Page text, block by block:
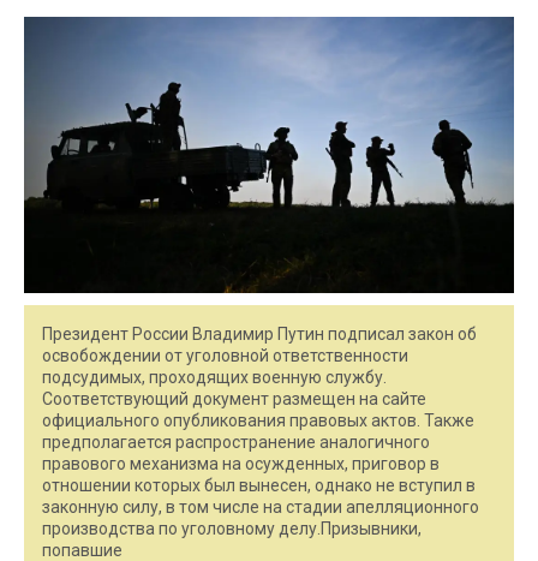
Президент России Владимир Путин подписал закон об
освобождении от уголовной ответственности
подсудимых, проходящих военную службу.
Соответствующий документ размещен на сайте
официального опубликования правовых актов. Также
предполагается распространение аналогичного
правового механизма на осужденных, приговор в
отношении которых был вынесен, однако не вступил в
законную силу, в том числе на стадии апелляционного
производства по уголовному делу.Призывники,
попавшие